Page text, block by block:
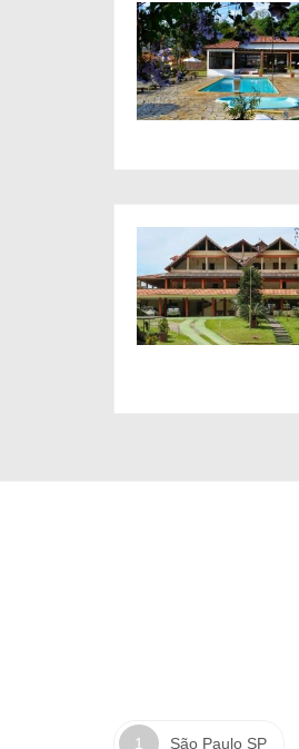
São Paulo SP